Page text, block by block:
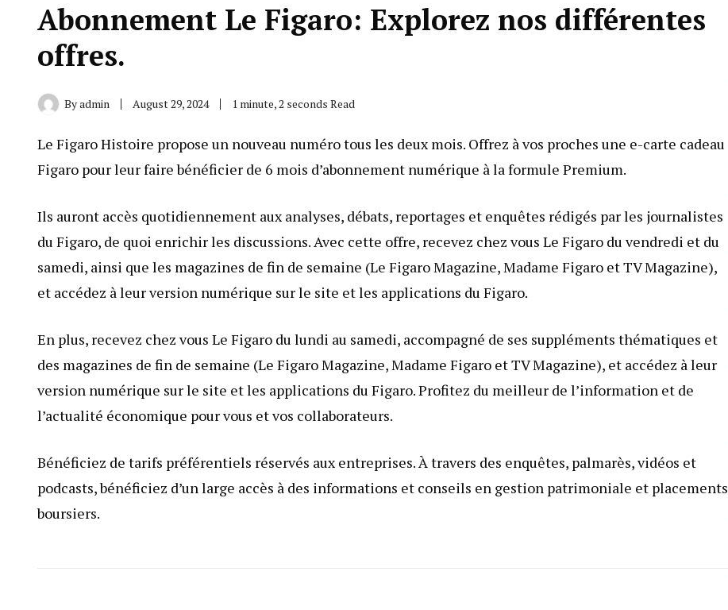
Abonnement Le Figaro: Explorez nos différentes
offres.
Byadmin August 29, 2024 1 minute, 2 seconds Read
Le Figaro Histoire propose un nouveau numéro tous les deux mois. Offrez à vos proches une e-carte cadeau
Figaro pour leur faire bénéficier de 6 mois d’abonnement numérique à la formule Premium.
Ils auront accès quotidiennement aux analyses, débats, reportages et enquêtes rédigés par les journalistes
du Figaro, de quoi enrichir les discussions. Avec cette offre, recevez chez vous Le Figaro du vendredi et du
samedi, ainsi que les magazines de fin de semaine (Le Figaro Magazine, Madame Figaro et TV Magazine),
et accédez à leur version numérique sur le site et les applications du Figaro.
En plus, recevez chez vous Le Figaro du lundi au samedi, accompagné de ses suppléments thématiques et
des magazines de fin de semaine (Le Figaro Magazine, Madame Figaro et TV Magazine), et accédez à leur
version numérique sur le site et les applications du Figaro. Profitez du meilleur de l’information et de
l’actualité économique pour vous et vos collaborateurs.
Bénéficiez de tarifs préférentiels réservés aux entreprises. À travers des enquêtes, palmarès, vidéos et
podcasts, bénéficiez d’un large accès à des informations et conseils en gestion patrimoniale et placements
boursiers.